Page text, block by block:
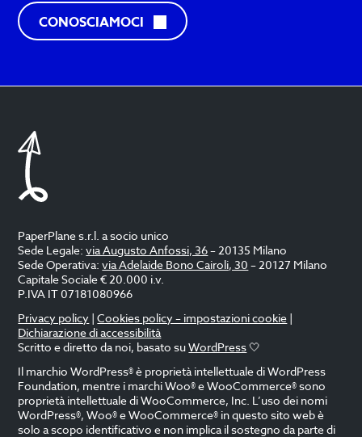
CONOSCIAMOCI C
O
N
T
PaperPlane s.r.l. a socio unico
Sede Legale:via Augusto Anfossi, 36– 20135 Milano
Sede Operativa:via Adelaide Bono Cairoli, 30 – 20127 Milano
Capitale Sociale € 20.000 i.v.​
P.IVA IT 07181080966
Privacy policy |Cookies policy – impostazioni cookie |
Dichiarazione di accessibilità
Scritto e diretto da noi, basato suWordPress🤍
Il marchio WordPress® è proprietà intellettuale di WordPress
Foundation, mentre i marchi Woo® e WooCommerce® sono
proprietà intellettuale di WooCommerce, Inc. L’uso dei nomi
WordPress®, Woo® e WooCommerce® in questo sito web è
solo a scopo identificativo e non implica il sostegno da parte di